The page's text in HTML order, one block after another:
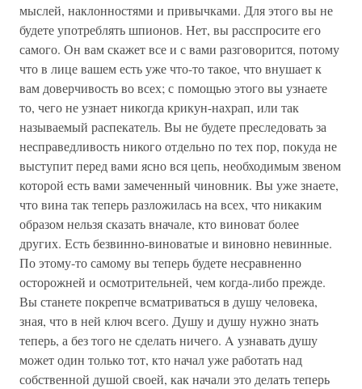
мыслей, наклонностями и привычками. Для этого вы не
будете употреблять шпионов. Нет, вы расспросите его
самого. Он вам скажет все и с вами разговорится, потому
что в лице вашем есть уже что-то такое, что внушает к
вам доверчивость во всех; с помощью этого вы узнаете
то, чего не узнает никогда крикун-нахрап, или так
называемый распекатель. Вы не будете преследовать за
несправедливость никого отдельно по тех пор, покуда не
выступит перед вами ясно вся цепь, необходимым звеном
которой есть вами замеченный чиновник. Вы уже знаете,
что вина так теперь разложилась на всех, что никаким
образом нельзя сказать вначале, кто виноват более
других. Есть безвинно-виноватые и виновно невинные.
По этому-то самому вы теперь будете несравненно
осторожней и осмотрительней, чем когда-либо прежде.
Вы станете покрепче всматриваться в душу человека,
зная, что в ней ключ всего. Душу и душу нужно знать
теперь, а без того не сделать ничего. A узнавать душу
может один только тот, кто начал уже работать над
собственной душой своей, как начали это делать теперь